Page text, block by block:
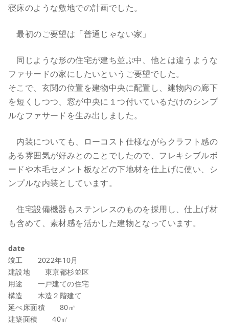
寝床のような敷地での計画でした。
最初のご要望は「普通じゃない家」
同じような形の住宅が建ち並ぶ中、他とは違うような
ファサードの家にしたいというご要望でした。
そこで、玄関の位置を建物中央に配置し、建物内の廊下
を短くしつつ、窓が中央に１つ付いているだけのシンプ
ルなファサードを生み出しました。
内装についても、ローコスト仕様ながらクラフト感の
ある雰囲気が好みとのことでしたので、フレキシブルボ
ードや木毛セメント板などの下地材を仕上げに使い、シ
ンプルな内装としています。
住宅設備機器もステンレスのものを採用し、仕上げ材
も含めて、素材感を活かした建物となっています。
date
竣工 2022年10月
建設地 東京都杉並区
用途 一戸建ての住宅
構造 木造２階建て
延べ床面積 80㎡
建築面積 40㎡